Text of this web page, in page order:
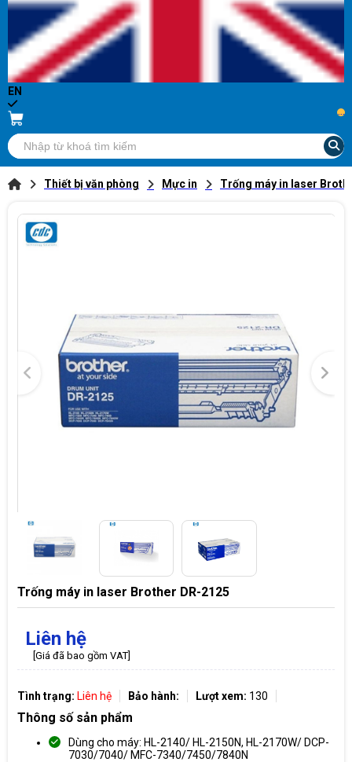
EN
...
Thiết bị văn phòng Mực in Trống máy in laser
Trống máy in laser Brother DR-2125
Liên hệ
[Giá đã bao gồm VAT]
Tình trạng: Liên hệ Bảo hành: Lượt xem: 130
Thông số sản phẩm
Dùng cho máy: HL-2140/ HL-2150N, HL-2170W/ DCP-
7030/7040/ MFC-7340/7450/7840N